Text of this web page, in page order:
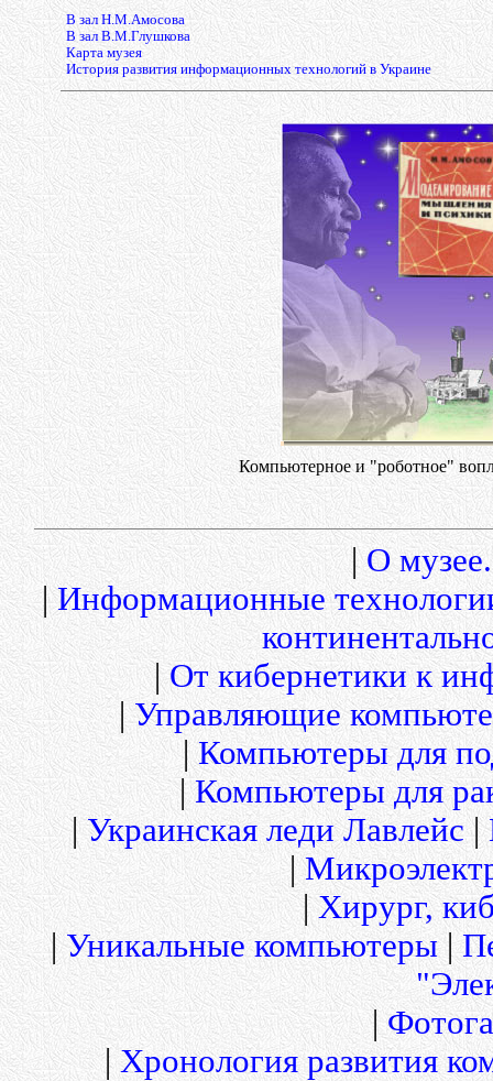
В зал Н.М.Амосова
В зал В.М.Глушкова
Карта музея
История развития информационных технологий в Украине
Компьютерное и "роботное"
|О
|Информационные
|От кибернетики к
|Управляющие
|Компьютеры для
|Компьютеры для
|Украинская леди Лавлейс|
|
|Хирург,
|Уникальные компьютеры|
|
| Хронология развития